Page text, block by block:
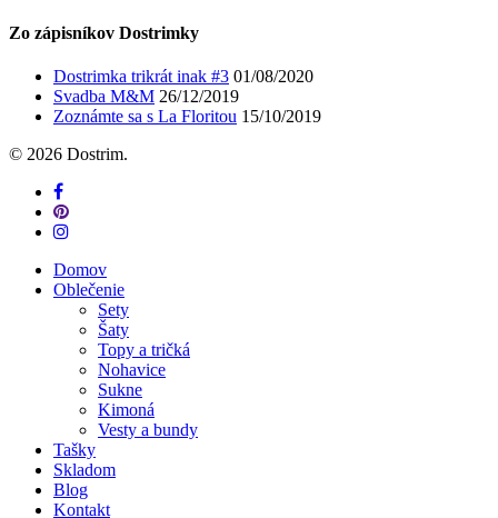
Zo zápisníkov Dostrimky
Dostrimka trikrát inak #3 01/08/2020
Svadba M&M 26/12/2019
Zoznámte sa s La Floritou 15/10/2019
© 2026 Dostrim.
facebook
pinterest
instagram
Close
Menu
Domov
Oblečenie
Sety
Šaty
Topy a tričká
Nohavice
Sukne
Kimoná
Vesty a bundy
Tašky
Skladom
Blog
Kontakt